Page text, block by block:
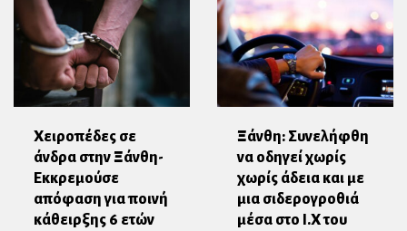
Χειροπέδες σε
άνδρα στην Ξάνθη-
Εκκρεμούσε
απόφαση για ποινή
κάθειρξης 6 ετών
Ξάνθη: Συνελήφθη
να οδηγεί χωρίς
χωρίς άδεια και με
μια σιδερογροθιά
μέσα στο Ι.Χ του